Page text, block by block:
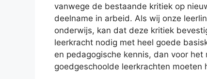
vanwege de bestaande kritiek op
deelname in arbeid. Als wij onze
onderwijs, kan dat deze kritiek
leerkracht nodig met heel goede
en pedagogische kennis, dan voor
goedgeschoolde leerkrachten moeten